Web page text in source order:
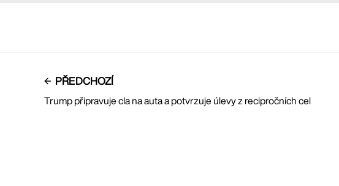
PŘEDCHOZÍ
Trump připravuje cla na auta a potvrzuje úlevy z recipročních cel